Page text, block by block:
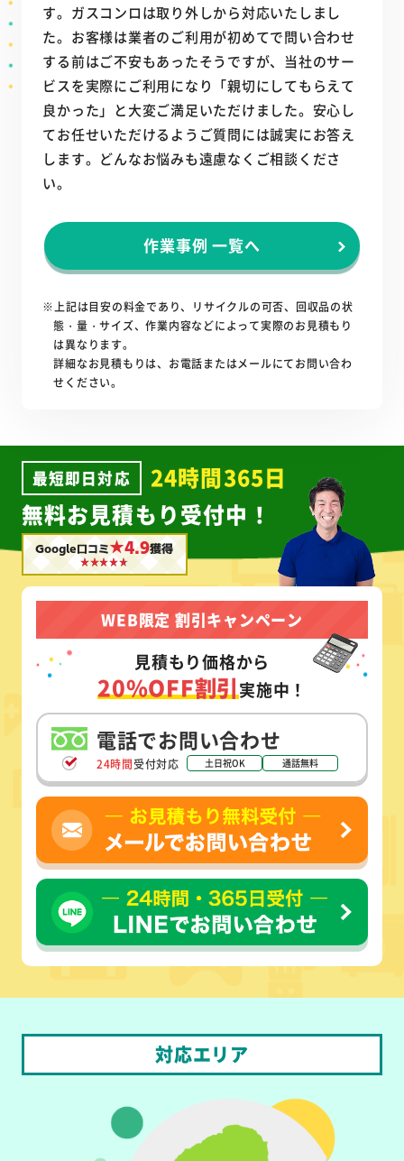
す。ガスコンロは取り外しから対応いたしまし
た。お客様は業者のご利用が初めてで問い合わせ
する前はご不安もあったそうですが、当社のサー
ビスを実際にご利用になり「親切にしてもらえて
良かった」と大変ご満足いただけました。安心し
てお任せいただけるようご質問には誠実にお答え
します。どんなお悩みも遠慮なくご相談くださ
い。
作業事例 一覧へ
※上記は目安の料金であり、リサイクルの可否、回収品の状
態・量・サイズ、作業内容などによって実際のお見積もり
は異なります。
詳細なお見積もりは、お電話またはメールにてお問い合わ
せください。
最短即日対応
24時間365日
無料お見積もり受付中！
Google口コミ★4.9獲得
WEB限定 割引キャンペーン
見積もり価格から
20%OFF割引実施中！
電話でお問い合わせ
24時間受付対応 土日祝OK 通話無料
対応エリア